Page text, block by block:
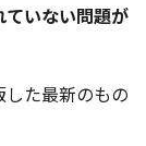
いない問題が
た最新のもの